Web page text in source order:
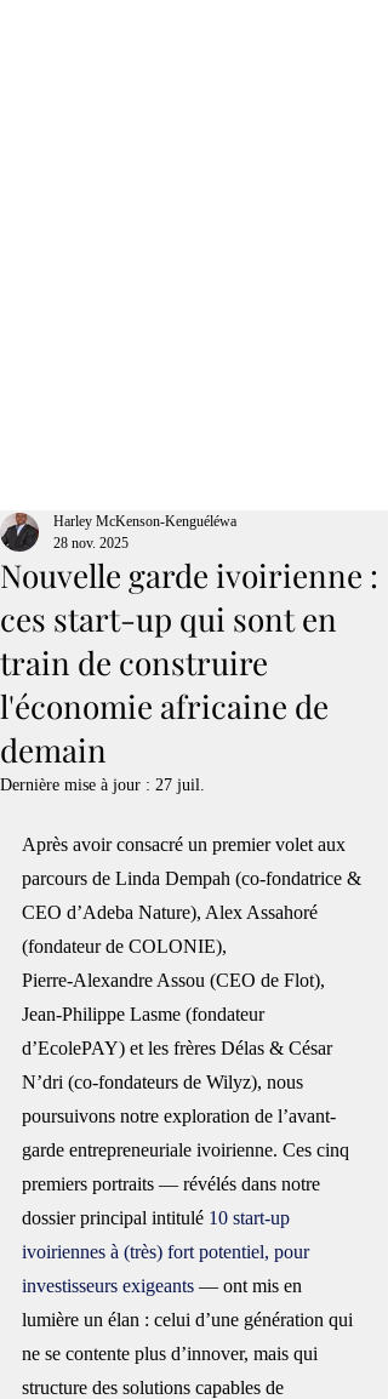
Nouvelle garde ivoirienne :
ces start-up qui sont en
train de construire
l'économie africaine de
demain
Harley McKenson-Kenguéléwa
28 nov. 2025
Dernière mise à jour : 27 juil.
Après avoir consacré un premier volet aux
parcours de Linda Dempah (co-fondatrice &
CEO d’Adeba Nature), Alex Assahoré
(fondateur de COLONIE),
Pierre‑Alexandre Assou (CEO de Flot),
Jean-Philippe Lasme (fondateur
d’EcolePAY) et les frères Délas & César
N’dri (co-fondateurs de Wilyz), nous
poursuivons notre exploration de l’avant-
garde entrepreneuriale ivoirienne. Ces cinq
premiers portraits — révélés dans notre
dossier principal intitulé 10 start-up
ivoiriennes à (très) fort potentiel, pour
investisseurs exigeants — ont mis en
lumière un élan : celui d’une génération qui
ne se contente plus d’innover, mais qui
structure des solutions capables de